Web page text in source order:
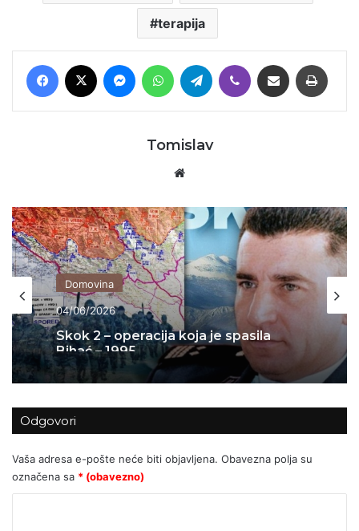
terapija
Facebook MessengerWhatsAppTelegram Viber Podijeli putem E-maila
Tomislav
Domovina
04/06/2026
Skok 2 – operacija koja je spasila
Bihać – 1995.
Odgovori
Vaša adresa e-pošte neće biti objavljena. Obavezna polja su
označena sa * (obavezno)